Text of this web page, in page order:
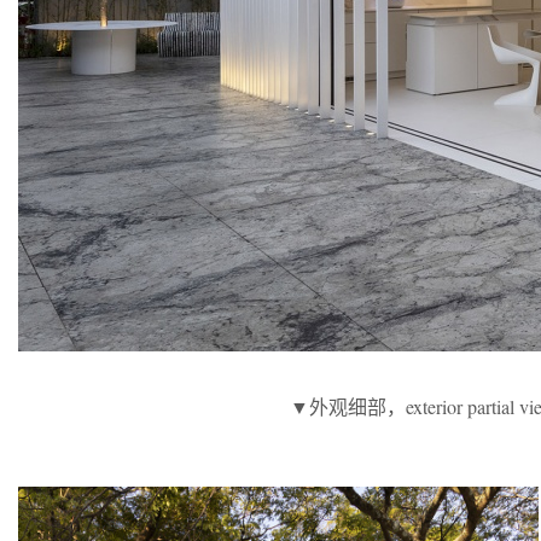
▼外观细部，exterior partial